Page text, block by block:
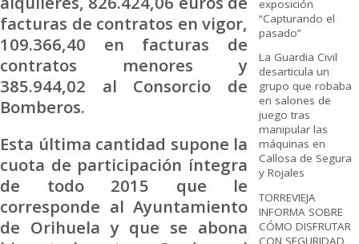
facturas de contratos en vigor,
109.366,40 en facturas de
contratos menores y
385.944,02 al Consorcio de
Bomberos.
Esta última cantidad supone la
cuota de participación íntegra
de todo 2015 que le
corresponde al Ayuntamiento
de Orihuela y que se abona
exposición
“Capturando el
pasado”
La Guardia Civil
desarticula un
grupo que robaba
en salones de
juego tras
manipular las
máquinas en
Callosa de Segura
y Rojales
TORREVIEJA
INFORMA SOBRE
CÓMO DISFRUTAR
CON SEGURIDAD